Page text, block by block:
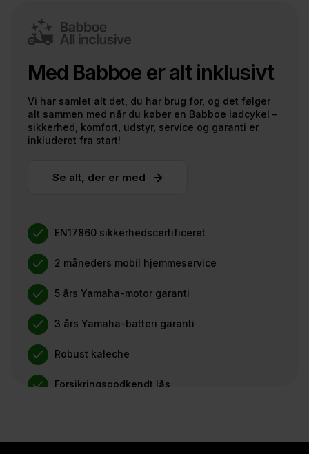
Med Babboe er alt inklusivt
Vi har samlet alt det, du har brug for, og det følger
alt sammen med når du køber en Babboe ladcykel –
sikkerhed, komfort, udstyr, service og garanti er
inkluderet fra start!
Se alt, der er med
EN17860 sikkerhedscertificeret
2 måneders mobil hjemmeservice
5 års Yamaha-motor garanti
3 års Yamaha-batteri garanti
Robust kaleche
Forsikringsgodkendt lås
CST ladcykel-dæk i kategorien ”punkterfri”